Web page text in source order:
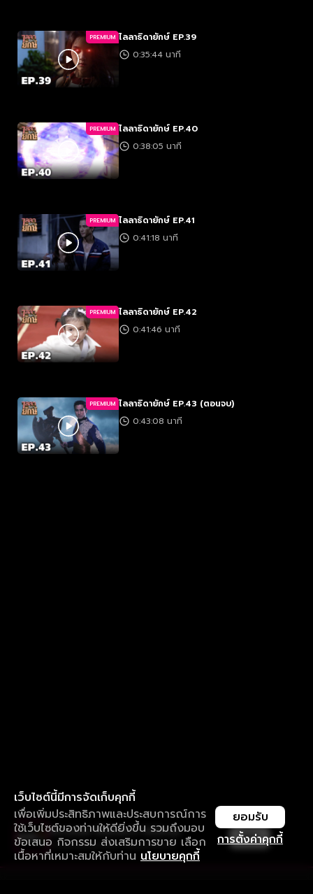
PREMIUM ไลลาธิดายักษ์ EP.39
0:35:44 นาที
PREMIUM ไลลาธิดายักษ์ EP.40
0:38:05 นาที
PREMIUM ไลลาธิดายักษ์ EP.41
0:41:18 นาที
PREMIUM ไลลาธิดายักษ์ EP.42
0:41:46 นาที
PREMIUM ไลลาธิดายักษ์ EP.43 (ตอนจบ)
0:43:08 นาที
เว็บไซต์นี้มีการจัดเก็บคุกกี้
เพื่อเพิ่มประสิทธิภาพและประสบการณ์การ
ใช้เว็บไซต์ของท่านให้ดียิ่งขึ้น รวมถึงมอบ
ข้อเสนอ กิจกรรม ส่งเสริมการขาย เลือก
เนื้อหาที่เหมาะสมให้กับท่าน นโยบายคุกกี้
การตั้งค่าคุกกี้
ยอมรับ
ใช้งานแอป ลื่นไหลกว่า ไม่มีสะดุด
ดาวน์โหลดแอปเพื่อการรับชมที่ดีกว่า เปิด